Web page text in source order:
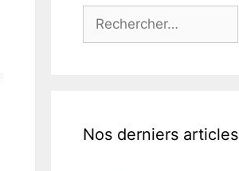
Rechercher :
Nos derniers articles